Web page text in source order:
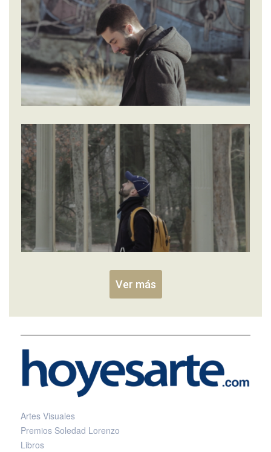
Ver más
Artes Visuales
Premios Soledad Lorenzo
Libros